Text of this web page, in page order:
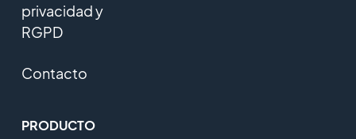
privacidad y
RGPD
Contacto
PRODUCTO